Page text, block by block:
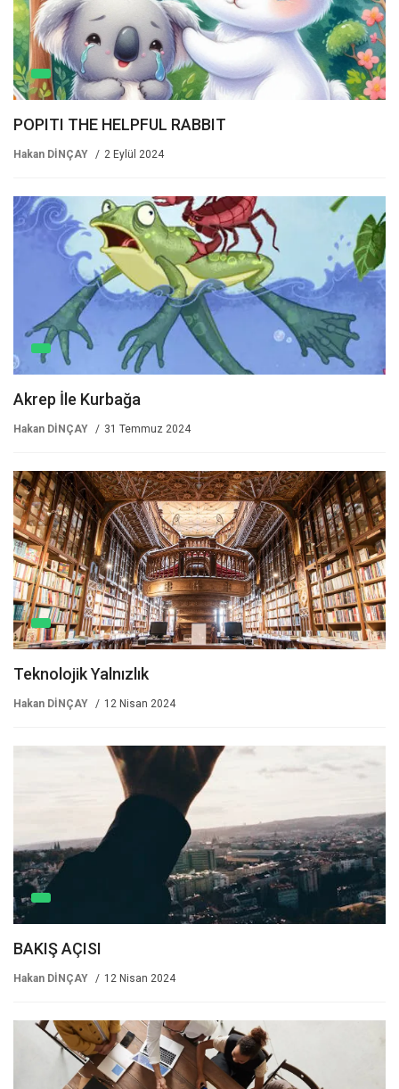
POPITI THE HELPFUL RABBIT
Hakan DİNÇAY 2 Eylül 2024
Akrep İle Kurbağa
Hakan DİNÇAY 31 Temmuz 2024
Teknolojik Yalnızlık
Hakan DİNÇAY 12 Nisan 2024
BAKIŞ AÇISI
Hakan DİNÇAY 12 Nisan 2024